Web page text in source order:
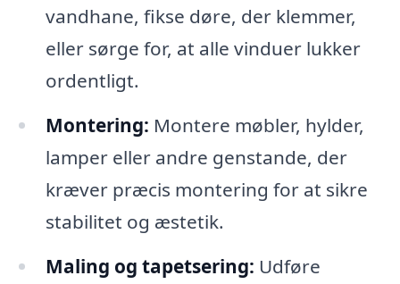
vandhane, fikse døre, der klemmer,
eller sørge for, at alle vinduer lukker
ordentligt.
Montering: Montere møbler, hylder,
lamper eller andre genstande, der
kræver præcis montering for at sikre
stabilitet og æstetik.
Maling og tapetsering: Udføre